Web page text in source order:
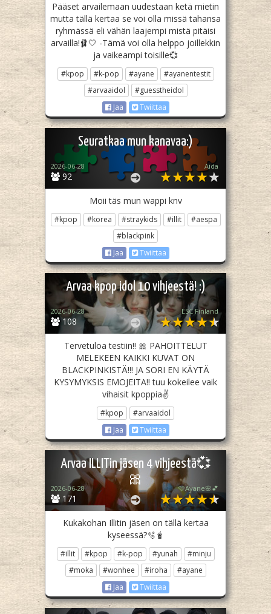
Pääset arvailemaan uudestaan ketä mietin
mutta tällä kertaa se voi olla missä tahansa
ryhmässä eli vähän laajempi mistä pitäisi
arvailla!🩰🤍 -Tämä voi olla helppo joillekkin
ja vaikeampi toisille💞
#kpop #k-pop #ayane
#ayanentestit
#arvaaidol
#guesstheidol
Jaa
Twiittaa
Seuratkaa mun kanavaa:)
92
2026-06-28 Aida
Moii täs mun wappi knv
#kpop #korea #straykids #illit
#aespa
#blackpink
Jaa
Twiittaa
Arvaa kpop idol 10 vihjeestä! :)
108
2026-06-28 ESC Finland
Tervetuloa testiin!! 🎀 PAHOITTELUT
MELEKEEN KAIKKI KUVAT ON
BLACKPINKISTÄ!!! JA SORI EN KÄYTÄ
KYSYMYKSIS EMOJEITA!! tuu kokeilee vaik
vihaisit kpoppia✌️
#kpop
#arvaaidol
Jaa
Twiittaa
Arvaa ILLITin jäsen 4 vihjeestä💞
🎀
171
2026-06-28 🩷Ayane🌸💕
Kukakohan Illitin jäsen on tällä kertaa
kyseessä?🫧🧋
#illit #kpop #k-pop #yunah
#minju
#moka
#wonhee #iroha
#ayane
Jaa
Twiittaa